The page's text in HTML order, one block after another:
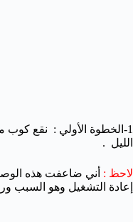
1-الخطوة الأولي : نقع كوب من البندق , و2 من
الليل .
لاحظ : أني ضاعفت هذه
إعادة التشغيل وهو السبب وراء وجود 4